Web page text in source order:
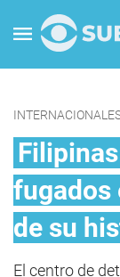
fugados
de su
El centro de